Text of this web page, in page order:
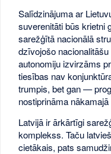
Salīdzinājuma ar
suverenitāti būs krietni
sarežģītā nacionālā
dzīvojošo
autonomiju izvirzāms
tiesības nav
trumpis, bet gan —
nostiprināma
Latvijā ir ārkārtīgi
komplekss. Taču
cietākais, pats